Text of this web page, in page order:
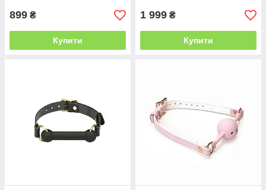
899 ₴
Купити
1 999 ₴
Купити